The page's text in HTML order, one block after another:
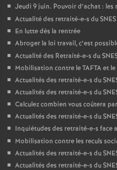
Jeudi 9 juin. Pouvoir d’achat :
Actualité des retraité-e-s duSNES
En lutte dès la rentrée
Abroger la loi travail, c’est
Actualité des Retraité-e-s du
Mobilisation contre leTAFTAet le
Actualités des retraité-e-s du
Actualités des retraité-e-s du
Calculez combien vous coûtera
Actualités des retraité-e-s du
Inquiétudes des retraité-e-s face
Mobilisation contre les reculs
Actualités des retraité-e-s du
Actualités des retraité-e-s du